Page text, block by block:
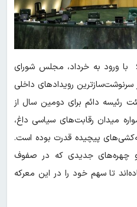
با ورود به خرداد، مجلس شورای
سرنوشت‌سازترین رویدادهای داخلی
رئیسه دائم برای دومین سال از
میدان رقابت‌های سیاسی داغ،
پیچیده قدرت بوده است.
و چهره‌های جدیدی که در صفوف
تا سهم خود را در این معرکه